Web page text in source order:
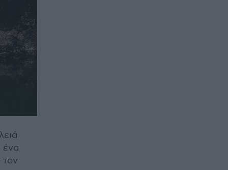
ένα
τον